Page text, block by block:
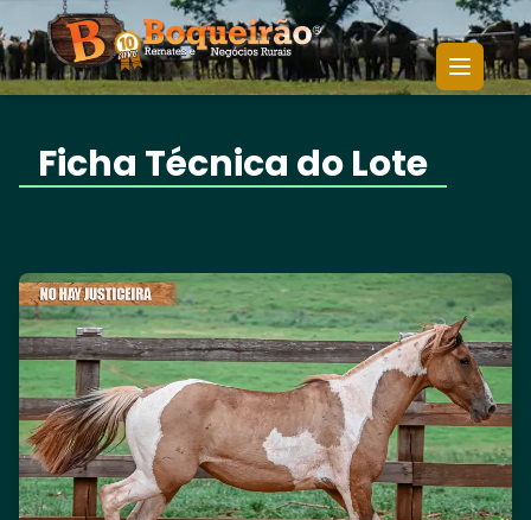
Início / 1º LEILÃO DIGITAL CABANHA NO
HAY MISTERIO
/ NO HAY
JUSTICEIRA
Ficha Técnica do Lote